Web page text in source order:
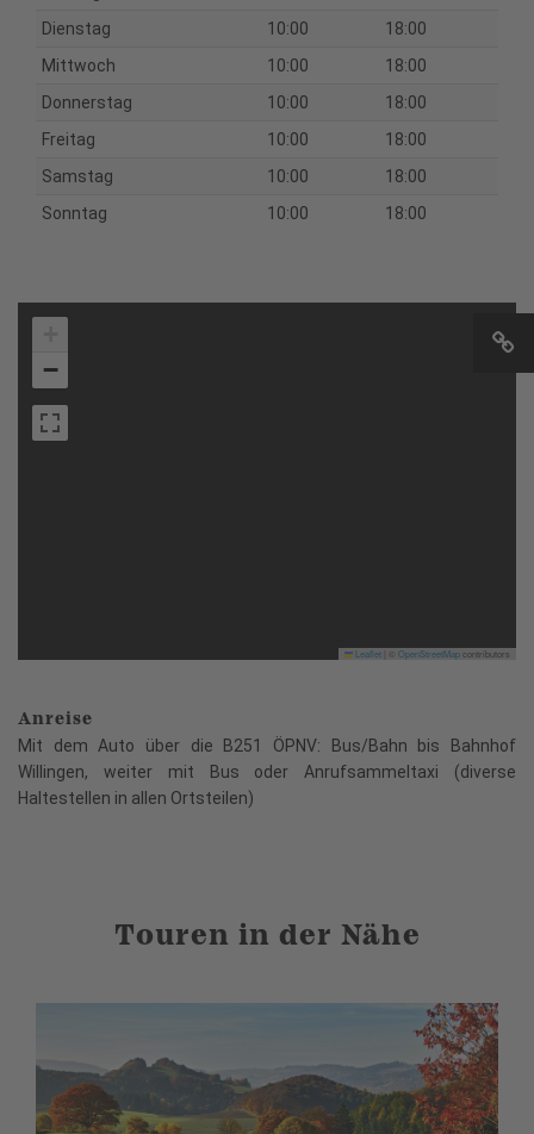
Dienstag
10:00
18:00
Mittwoch
10:00
18:00
Donnerstag
10:00
18:00
Freitag
10:00
18:00
Samstag
10:00
18:00
Sonntag
10:00 18:00
−
Leaflet OpenStreetMapcontributors
Anreise
Mit dem Auto über die B251 ÖPNV: Bus/Bahn bis Bahnhof
Willingen, weiter mit Bus oder Anrufsammeltaxi (diverse
Haltestellen in allen Ortsteilen)
Touren in der Nähe